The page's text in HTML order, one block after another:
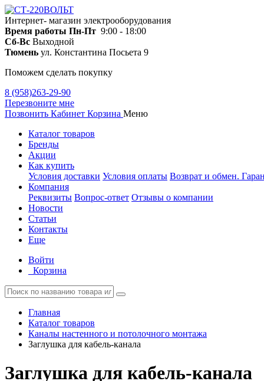
Интернет- магазин электрооборудования
Время работы Пн-Пт 9:00 - 18:00
Сб-Вс Выходной
Тюмень ул. Константина Посьета 9
Поможем сделать покупку
8 (958)263-29-90
Перезвоните мне
Позвонить Кабинет Корзина Меню
Каталог товаров
Бренды
Акции
Как купить
Условия доставки Условия оплаты Возврат и обмен.
Компания
Реквизиты Вопрос-ответ Отзывы о компании
Новости
Статьи
Контакты
Еще
Войти
Корзина
Главная
Каталог товаров
Каналы настенного и потолочного монтажа
Заглушка для кабель-канала
Заглушка для кабель-канала